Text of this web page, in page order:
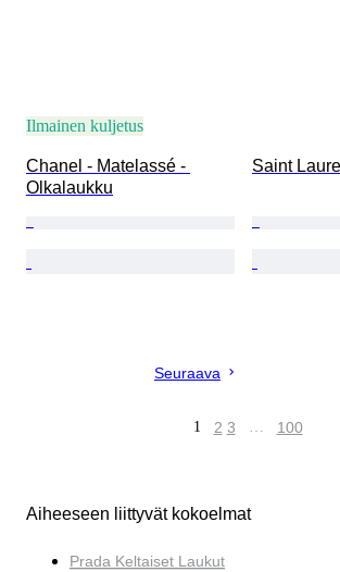
Ilmainen kuljetus
Chanel - Matelassé -
Olkalaukku
Saint
Seuraava
1 2 3 … 100
Aiheeseen liittyvät kokoelmat
Prada Keltaiset Laukut